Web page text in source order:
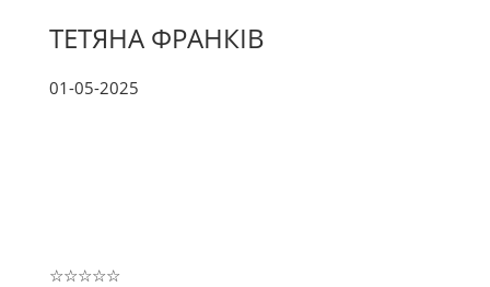
ТЕТЯНА ФРАНКІВ
01-05-2025
☆☆☆☆☆